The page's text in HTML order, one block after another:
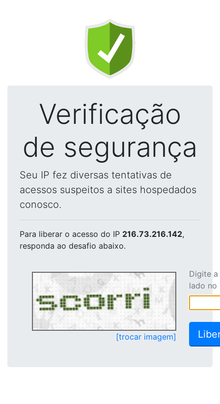
Verificação
de segurança
Seu IP fez diversas tentativas de
acessos suspeitos a sites hospedados
conosco.
Para liberar o acesso do IP 216.73.216.142,
responda ao desafio abaixo.
[trocar imagem]
Digite
lado no